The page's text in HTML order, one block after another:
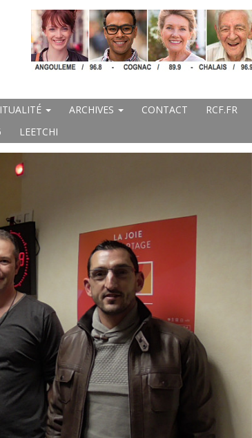
ARCHIVES CONTACT
RCF.FR
LEETCHI